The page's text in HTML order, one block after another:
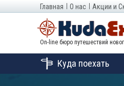
Главная О нас Акции и
On-line бюро путешествий
Куда поехать